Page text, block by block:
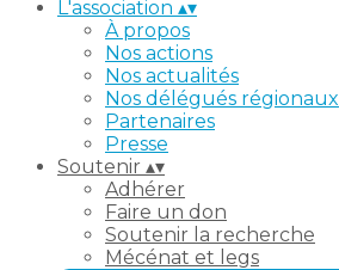
L'association ▴▾
À propos
Nos actions
Nos actualités
Nos délégués régionaux
Partenaires
Presse
Soutenir ▴▾
Adhérer
Faire un don
Soutenir la recherche
Mécénat et legs